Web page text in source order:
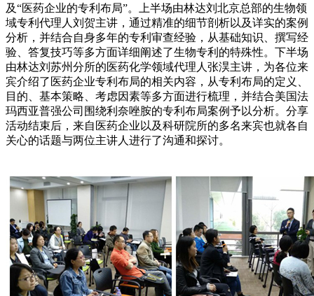
及“医药企业的专利布局”。上半场由林达刘北京总部的生物领
域专利代理人刘贺主讲，通过精准的细节剖析以及详实的案例
分析，并结合自身多年的专利审查经验，从基础知识、撰写经
验、答复技巧等多方面详细阐述了生物专利的特殊性。下半场
由林达刘苏州分所的医药化学领域代理人张淏主讲，为各位来
宾介绍了医药企业专利布局的相关内容，从专利布局的定义、
目的、基本策略、考虑因素等多方面进行梳理，并结合美国法
玛西亚普强公司围绕利奈唑胺的专利布局案例予以分析。分享
活动结束后，来自医药企业以及科研院所的多名来宾也就各自
关心的话题与两位主讲人进行了沟通和探讨。